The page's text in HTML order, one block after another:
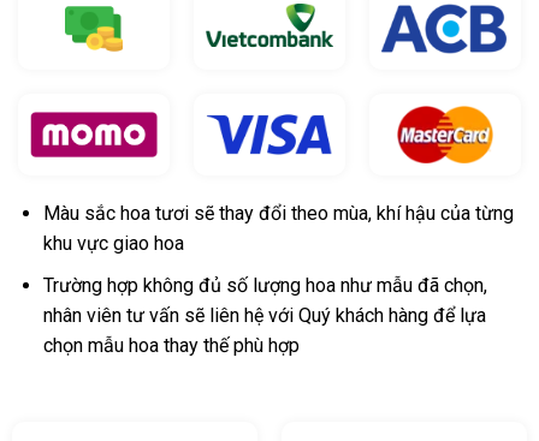
Màu sắc hoa tươi sẽ thay đổi theo mùa, khí hậu của từng
khu vực giao hoa
Trường hợp không đủ số lượng hoa như mẫu đã chọn,
nhân viên tư vấn sẽ liên hệ với Quý khách hàng để lựa
chọn mẫu hoa thay thế phù hợp